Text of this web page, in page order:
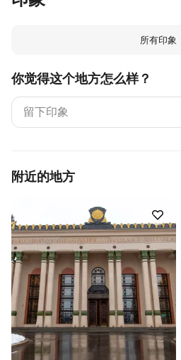
所有印象
你觉得这个地方怎么样？
附近的地方